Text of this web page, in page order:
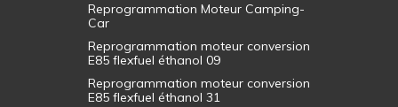
Reprogrammation Moteur Camping-
Car
Reprogrammation moteur conversion
E85 flexfuel éthanol 09
Reprogrammation moteur conversion
E85 flexfuel éthanol 31